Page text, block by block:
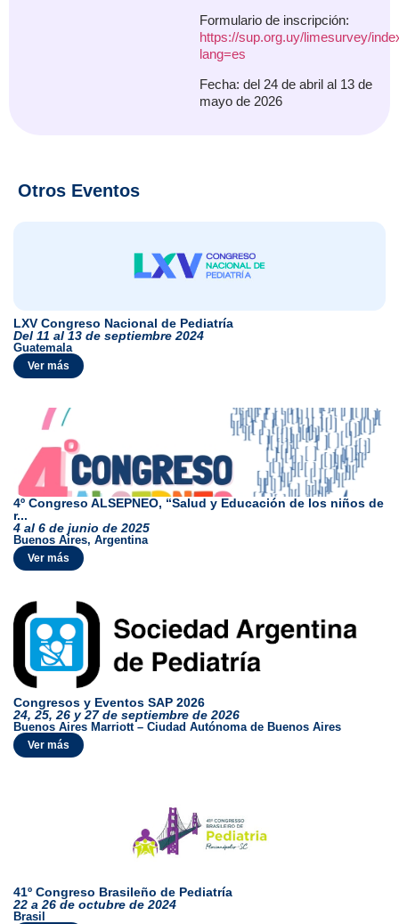
Formulario de inscripción:
https://sup.org.uy/limesurvey/
lang=es
Fecha: del 24 de abril al 13 de
mayo de 2026
Otros Eventos
LXV Congreso Nacional de Pediatría
Del 11 al 13 de septiembre 2024
Guatemala
Ver más
4º Congreso ALSEPNEO, “Salud y Educación de los niños de
r...
4 al 6 de junio de 2025
Buenos Aires, Argentina
Ver más
Congresos y Eventos SAP 2026
24, 25, 26 y 27 de septiembre de 2026
Buenos Aires Marriott – Ciudad Autónoma de Buenos Aires
Ver más
41º Congreso Brasileño de Pediatría
22 a 26 de octubre de 2024
Brasil